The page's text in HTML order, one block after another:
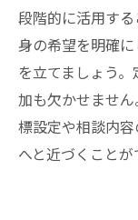
段階的に活用す
身の希望を明確
を立てましょう
加も欠かせませ
標設定や相談内
へと近づくことが